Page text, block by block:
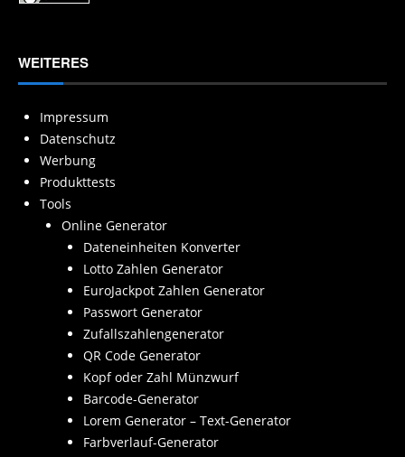
WEITERES
Impressum
Datenschutz
Werbung
Produkttests
Tools
Online Generator
Dateneinheiten Konverter
Lotto Zahlen Generator
EuroJackpot Zahlen Generator
Passwort Generator
Zufallszahlengenerator
QR Code Generator
Kopf oder Zahl Münzwurf
Barcode-Generator
Lorem Generator – Text-Generator
Farbverlauf-Generator